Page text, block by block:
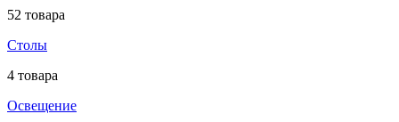
52 товара
Столы
4 товара
Освещение